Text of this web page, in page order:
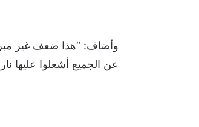
وأضاف: “هذا ضعف غير
عن الجميع أشعلوا عليها